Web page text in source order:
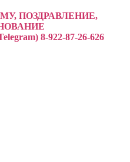
ПОЗДРАВЛЕНИЕ,
8-922-87-26-626